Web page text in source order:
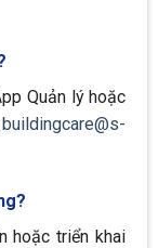
Quản lý hoặc
buildingcare@s-
hoặc triển khai